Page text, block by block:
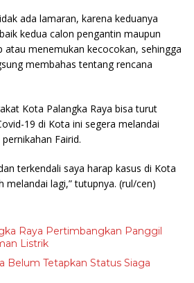
ada lamaran, karena keduanya
kedua calon pengantin maupun
atau menemukan kecocokan, sehingga
membahas tentang rencana
Kota Palangka Raya bisa turut
19 di Kota ini segera melandai
Fairid.
terkendali saya harap kasus di Kota
melandai lagi,” tutupnya. (rul/cen)
Raya Pertimbangkan Panggil
Listrik
Belum Tetapkan Status Siaga